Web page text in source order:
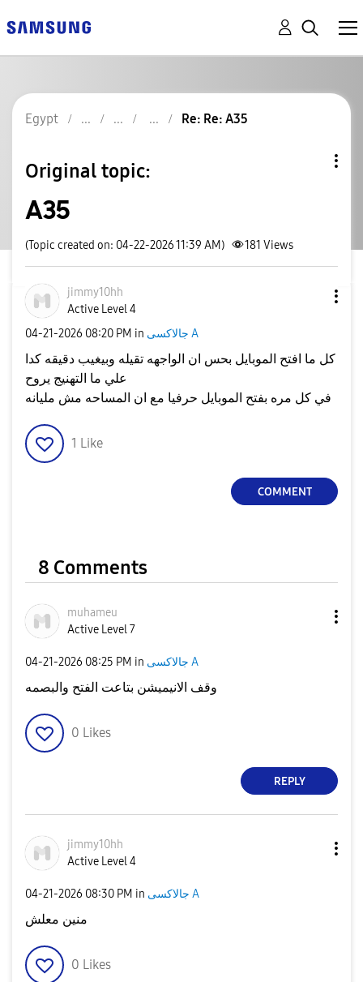
Egypt Re: Re: A35
Original topic:
A35
(Topic created on: 04-22-2026 11:39 AM) 181 Views
jimmy10hh
Active Level 4
‎04-21-2026 08:20 PM in جالاكسى A
كل ما افتح الموبايل بحس ان الواجهه تقيله وبيغيب دقيقه كدا
علي ما التهنيج يروح
في كل مره بفتح الموبايل حرفيا مع ان المساحه مش مليانه
1 Like
COMMENT
8 Comments
muhameu
Active Level 7
‎04-21-2026 08:25 PM in جالاكسى A
وقف الانيميشن بتاعت الفتح والبصمه
0 Likes
REPLY
jimmy10hh
Active Level 4
‎04-21-2026 08:30 PM in جالاكسى A
منين معلش
0 Likes